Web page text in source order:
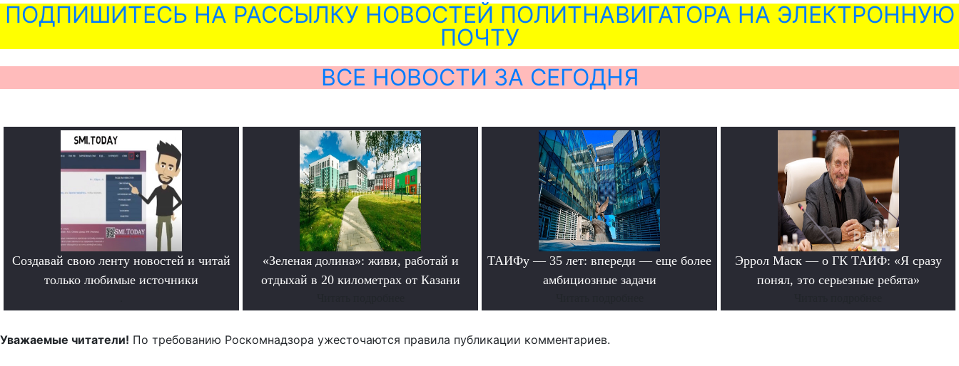
ПОДПИШИТЕСЬ НА РАССЫЛКУ НОВОСТЕЙ ПОЛИТНАВИГАТОРА НА ЭЛЕКТРОННУЮ
ПОЧТУ
ВСЕ НОВОСТИ ЗА СЕГОДНЯ
Создавай свою ленту новостей и читай
только любимые источники
«Зеленая долина»: живи, работай и
отдыхай в 20 километрах от Казани
ТАИФу — 35 лет: впереди — еще более
амбициозные задачи
Эррол Маск — о ГК ТАИФ: «Я сразу
понял, это серьезные ребята»
Уважаемые читатели! По требованию Роскомнадзора ужесточаются правила публикации комментариев.